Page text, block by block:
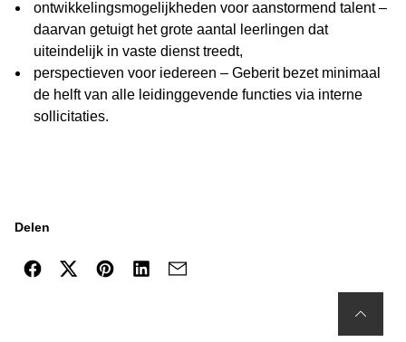
ontwikkelingsmogelijkheden voor aanstormend talent –
daarvan getuigt het grote aantal leerlingen dat
uiteindelijk in vaste dienst treedt,
perspectieven voor iedereen – Geberit bezet minimaal
de helft van alle leidinggevende functies via interne
sollicitaties.
Delen